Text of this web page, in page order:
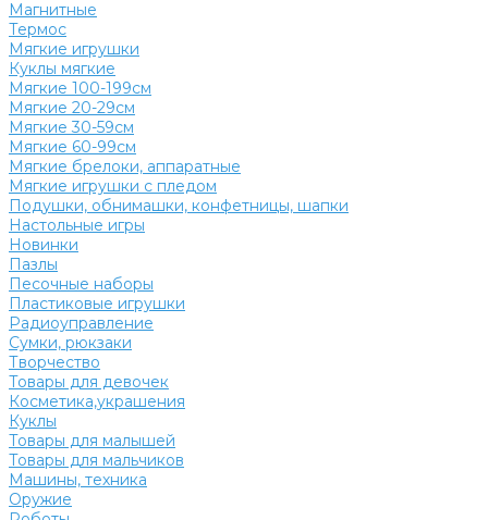
Магнитные
Термос
Мягкие игрушки
Куклы мягкие
Мягкие 100-199см
Мягкие 20-29см
Мягкие 30-59см
Мягкие 60-99см
Мягкие брелоки, аппаратные
Мягкие игрушки с пледом
Подушки, обнимашки, конфетницы, шапки
Настольные игры
Новинки
Пазлы
Песочные наборы
Пластиковые игрушки
Радиоуправление
Сумки, рюкзаки
Творчество
Товары для девочек
Косметика,украшения
Куклы
Товары для малышей
Товары для мальчиков
Машины, техника
Оружие